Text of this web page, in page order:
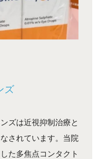
ズ
ズは近視抑制治療と
されています。当院
た多焦点コンタクト